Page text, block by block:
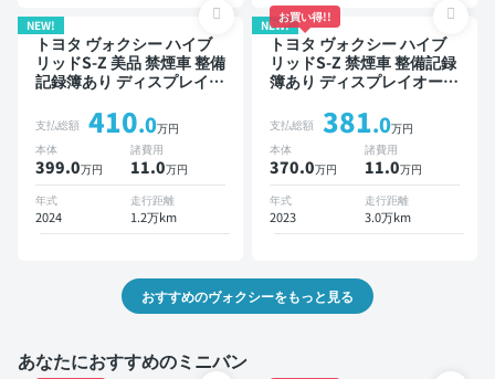
NEW!
トヨタ ヴォクシー ハイブ
リッドS-Z 美品 禁煙車 整備
記録簿あり ディスプレイオ
TV 後席モニター ブライン
ドスポットモニター デジタ
ルインナーミラー オートク
ルーズ 3列シート スマート
キー ETC 電動バックドア
バックモニター 全方位カメ
ラ ドライブレコーダー 衝
支払総額 410.0万円
本体
399.0万円
諸費用
11.0万円
年式
2024
走行距離
1.2万km
NEW!
お買い得!!
トヨタ ヴォクシー ハイブ
リッドS-Z 禁煙車 整備記録
簿あり ディスプレイオーデ
後席モニター オートクルー
ズ 3列シート スマートキー
ETC 電動バックドア バッ
クモニター ドライブレコー
ダー 衝突軽減 両側電動ス
ライドドア 7人乗り
支払総額 381.0万円
本体
370.0万円
諸費用
11.0万円
年式
2023
走行距離
3.0万km
おすすめのヴォクシーをもっと見る
あなたにおすすめのミニバン